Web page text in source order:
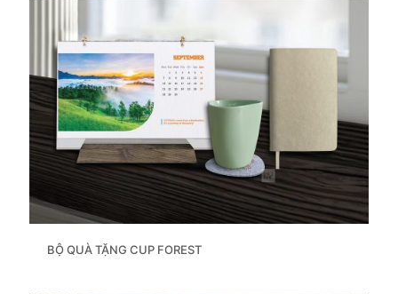
BỘ QUÀ TẶNG CUP FOREST